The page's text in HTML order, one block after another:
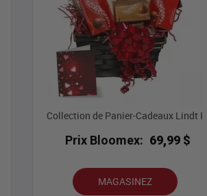
Collection de Panier-Cadeaux Lindt I
Prix Bloomex: 69,99 $
MAGASINEZ